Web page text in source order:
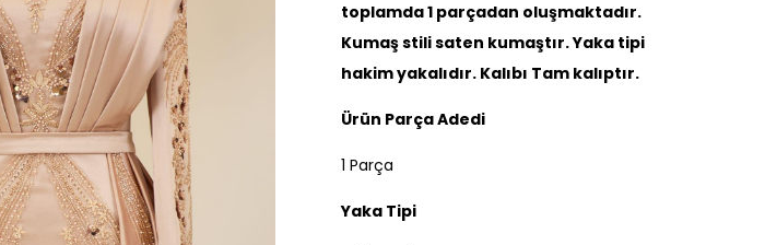
toplamda 1 parçadan oluşmaktadır.
Kumaş stili saten kumaştır. Yaka tipi
hakim yakalıdır. Kalıbı Tam kalıptır.
Ürün Parça Adedi
1 Parça
Yaka Tipi